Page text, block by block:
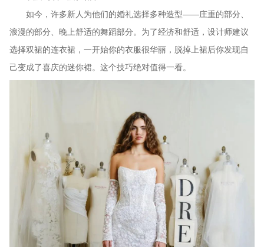
如今，许多新人为他们的婚礼选择多种造型——庄重的部分、
浪漫的部分、晚上舒适的舞蹈部分。为了经济和舒适，设计师建议
选择双裙的连衣裙，一开始你的衣服很华丽，脱掉上裙后你发现自
己变成了喜庆的迷你裙。这个技巧绝对值得一看。